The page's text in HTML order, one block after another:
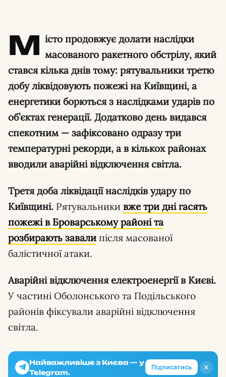
М істо продовжує долати наслідки
масованого ракетного обстрілу, який
стався кілька днів тому: рятувальники третю
добу ліквідовують пожежі на Київщині, а
енергетики борються з наслідками ударів по
об’єктах генерації. Додатково день видався
спекотним — зафіксовано одразу три
температурні рекорди, а в кількох районах
вводили аварійні відключення світла.
Третя доба ліквідації наслідків удару по
Київщині. Рятувальники вже три дні гасять
пожежі в Броварському районі та
розбирають завали після масованої
балістичної атаки.
Аварійні відключення електроенергії в Києві.
У частині Оболонського та Подільського
районів фіксували аварійні відключення
світла.
✕
Найважливіше з Києва — у
Telegram.
Підписатись